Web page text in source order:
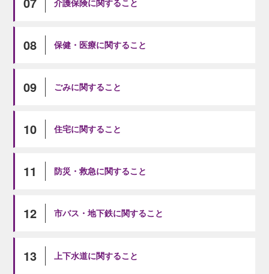
介護保険に関すること
08 保健・医療に関すること
09 ごみに関すること
10 住宅に関すること
11 防災・救急に関すること
12 市バス・地下鉄に関すること
13 上下水道に関すること